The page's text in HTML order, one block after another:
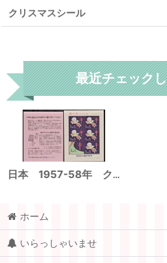
クリスマスシール
最近チェック
日本 1957-58年 クリスマスシール リーフレット付
ホーム
いらっしゃいませ